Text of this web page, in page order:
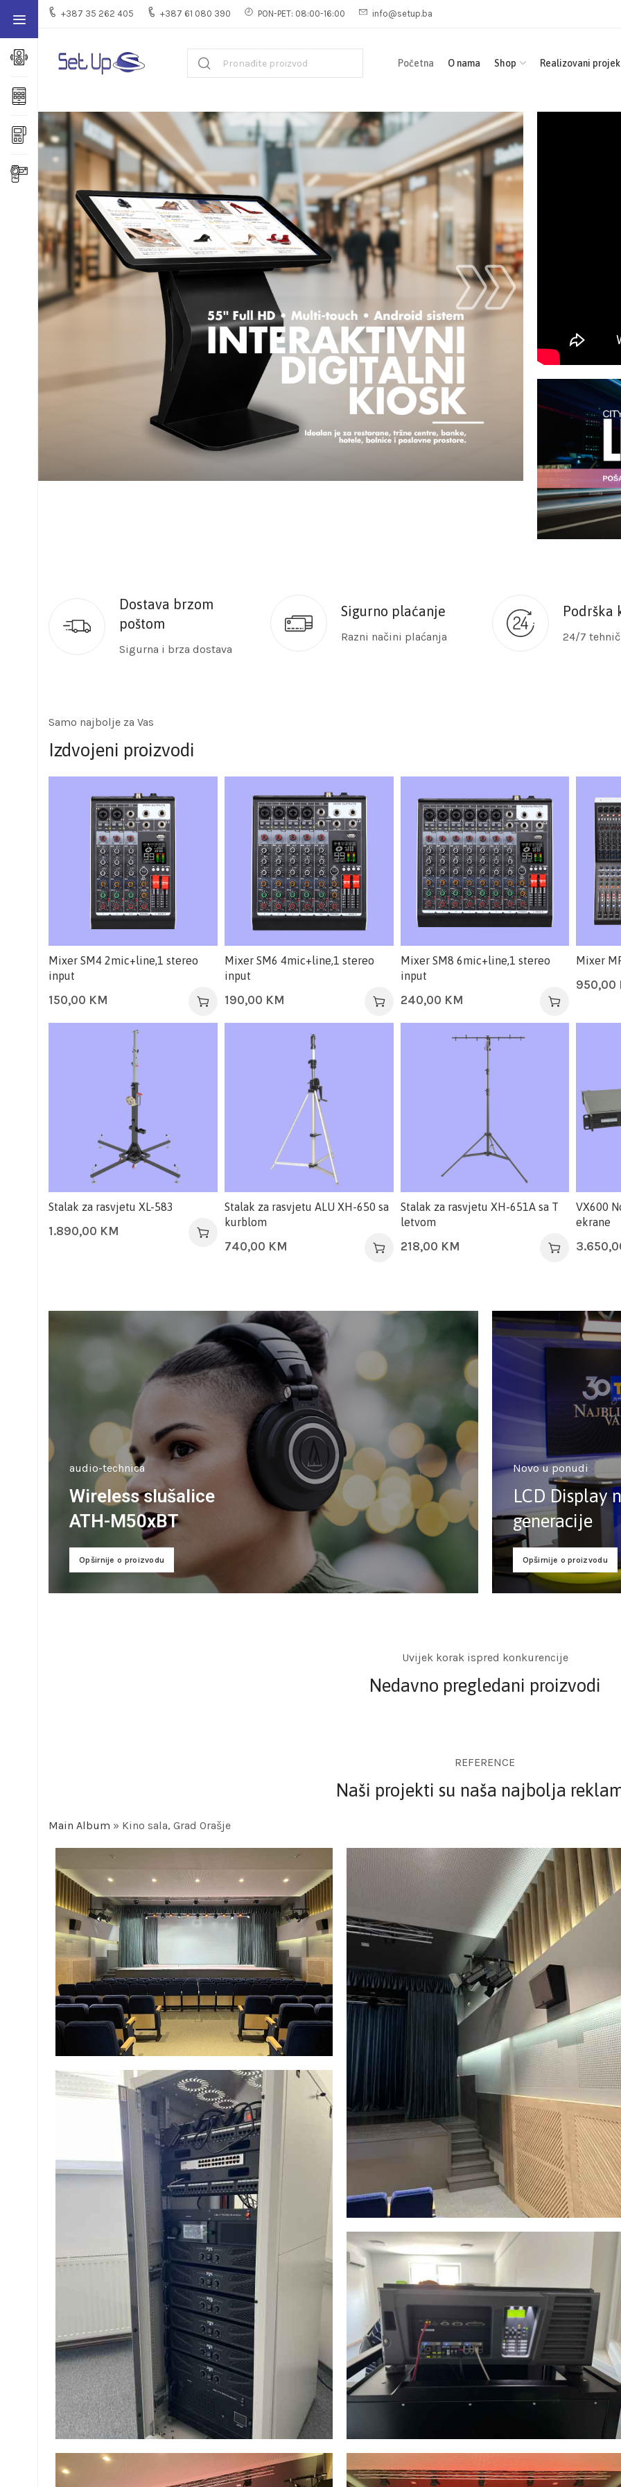
+387 35 262 405 +387 61 080 390 PON-PET: 08:00-16:00 info@setup.ba
Početna O nama Shop Realizovani
Dostava brzom
poštom
Sigurna i brza dostava
Sigurno plaćanje
Razni načini plaćanja
Podrška
24/7
Samo najbolje za Vas
Izdvojeni proizvodi
Mixer SM4 2mic+line,1 stereo
input
150,00 KM
Mixer SM6 4mic+line,1 stereo
input
190,00 KM
Mixer SM8 6mic+line,1 stereo
input
240,00 KM
Mixer
950,00
Stalak za rasvjetu XL-583
1.890,00 KM
Stalak za rasvjetu ALU XH-650 sa
kurblom
740,00 KM
Stalak za rasvjetu XH-651A sa T
letvom
218,00 KM
VX600
ekrane
audio-technica
Wireless slušalice
ATH-M50xBT
Opširnije o proizvodu
Novo u ponudi
LCD Display
generacije
Opširnije o proizvodu
Uvijek korak ispred konkurencije
Nedavno pregledani proizvodi
REFERENCE
Naši projekti su naša najbolja
Main Album » Kino sala, Grad Orašje